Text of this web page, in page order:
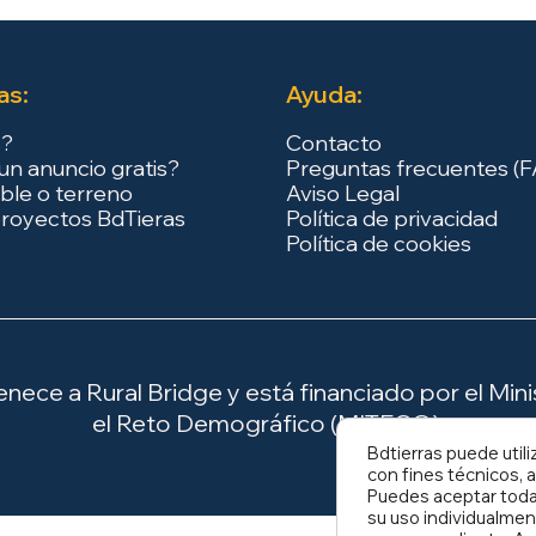
anuncio gratis?
o terreno
BdTieras
Ayuda:
Contacto
Preguntas frecuentes
Aviso Legal
Política de privacidad
Política de cookies
a Rural Bridge y está financiado por el
el Reto Demográfico (MITECO).
Bdtierras puede
con fines técnicos,
Puedes aceptar
su uso